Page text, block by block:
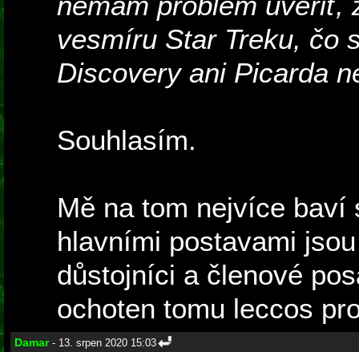
vesmíru Star Treku, čo
Discovery ani Picarda
Souhlasím.
Mě na tom nejvíce baví
hlavními postavami
důstojníci a členové
ochoten tomu leccos
Damar- 13. srpen 2020 15:03